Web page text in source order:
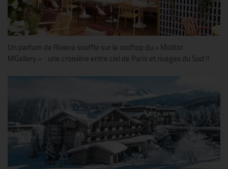
Un parfum de Riviera souffle sur le rooftop du « Molitor
MGallery » : une croisière entre ciel de Paris et rivages du Sud !!